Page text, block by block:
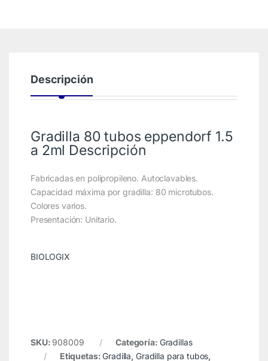
Descripción
Gradilla 80 tubos eppendorf 1.5
a 2ml Descripción
Fabricadas en polipropileno. Autoclavables.
Capacidad máxima por gradilla: 80 microtubos.
Colores varios.
Presentación: Unitario.
BIOLOGIX
SKU: 908009 Categoría: Gradillas
Etiquetas:Gradilla, Gradilla para tubos,